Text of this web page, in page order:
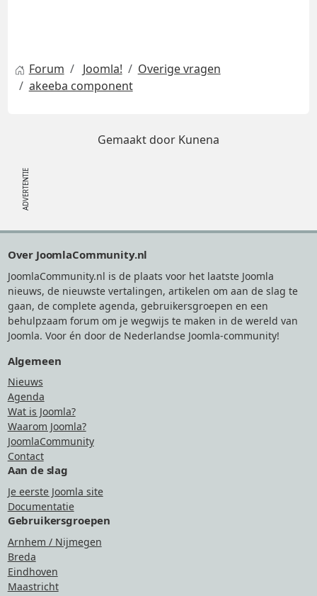
Forum Joomla!
Overige vragen
akeeba component
Gemaakt door Kunena
Over JoomlaCommunity.nl
JoomlaCommunity.nl is de plaats voor het laatste Joomla
nieuws, de nieuwste vertalingen, artikelen om aan de slag te
gaan, de complete agenda, gebruikersgroepen en een
behulpzaam forum om je wegwijs te maken in de wereld van
Joomla. Voor én door de Nederlandse Joomla-community!
Algemeen
Nieuws
Agenda
Wat is Joomla?
Waarom Joomla?
JoomlaCommunity
Contact
Aan de slag
Je eerste Joomla site
Documentatie
Gebruikersgroepen
Arnhem / Nijmegen
Breda
Eindhoven
Maastricht